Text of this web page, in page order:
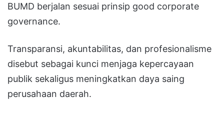
BUMD berjalan sesuai prinsip good corporate
governance.
Transparansi, akuntabilitas, dan profesionalisme
disebut sebagai kunci menjaga kepercayaan
publik sekaligus meningkatkan daya saing
perusahaan daerah.